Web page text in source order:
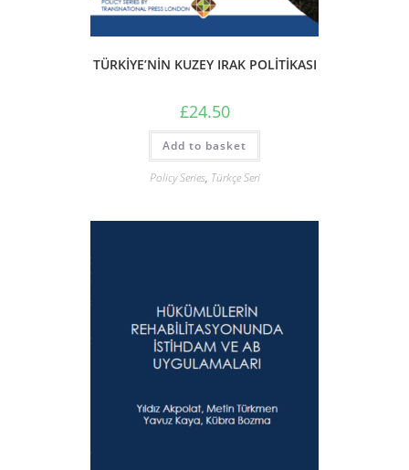
TÜRKİYE’NİN KUZEY IRAK POLİTİKASI
£24.50
Add to basket
Policy Series, Türkçe Seri